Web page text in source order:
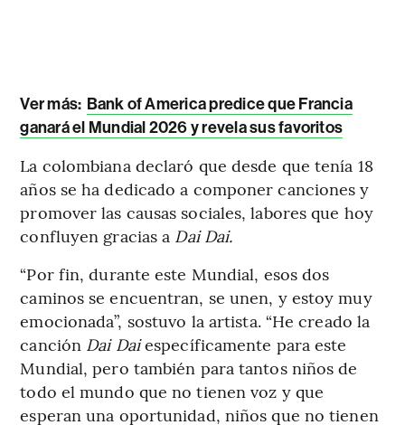
Ver más: Bank of America predice que Francia
ganará el Mundial 2026 y revela sus favoritos
La colombiana declaró que desde que tenía 18
años se ha dedicado a componer canciones y
promover las causas sociales, labores que hoy
confluyen gracias a Dai Dai.
“Por fin, durante este Mundial, esos dos
caminos se encuentran, se unen, y estoy muy
emocionada”, sostuvo la artista. “He creado la
canción Dai Daiespecíficamente para este
Mundial, pero también para tantos niños de
todo el mundo que no tienen voz y que
esperan una oportunidad, niños que no tienen